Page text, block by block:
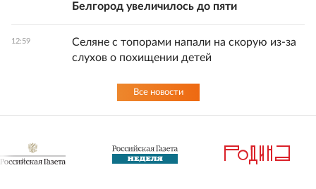
Белгород увеличилось до пяти
12:59
Селяне с топорами напали на скорую из-за
слухов о похищении детей
Все новости